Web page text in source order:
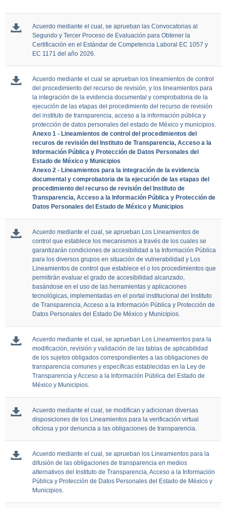
Acuerdo mediante el cual, se aprueban las Convocatorias al
Segundo y Tercer Proceso de Evaluación para Obtener la
Certificación en el Estándar de Competencia Laboral EC 1057 y
EC 1171 del año 2026.
Acuerdo mediante el cual se aprueban los lineamientos de control
del procedimiento del recurso de revisión, y los lineamientos para
la integración de la evidencia documental y comprobatoria de la
ejecución de las etapas del procedimiento del recurso de revisión
del instituto de transparencia, acceso a la información pública y
protección de datos personales del estado de México y municipios.
Anexo 1 - Lineamientos de control del procedimientos del
recuros de revisión del Instituto de Transparencia, Acceso a la
Información Pública y Protección de Datos Personales del
Estado de México y Municipios
Anexo 2 - Lineamientos para la integración de la evidencia
documental y comprobatoria de la ejecución de las etapas del
procedimiento del recurso de revisión del Instituto de
Transparencia, Acceso a la Información Pública y Protección de
Datos Personales del Estado de México y Municipios
Acuerdo mediante el cual, se aprueban Los Lineamientos de
control que establece los mecanismos a través de los cuales se
garantizarán condiciones de accesibilidad a la Información Pública
para los diversos grupos en situación de vulnerabilidad y Los
Lineamientos de control que establece el o los procedimientos que
permitirán evaluar el grado de accesibilidad alcanzado,
basándose en el uso de las herramientas y aplicaciones
tecnológicas, implementadas en el portal institucional del Instituto
de Transparencia, Acceso a la Información Pública y Protección de
Datos Personales del Estado De México y Municipios.
Acuerdo mediante el cual, se aprueban Los Lineamientos para la
modificación, revisión y validación de las tablas de aplicabilidad
de los sujetos obligados correspondientes a las obligaciones de
transparencia comunes y específicas establecidas en la Ley de
Transparencia y Acceso a la Información Pública del Estado de
México y Municipios.
Acuerdo mediante el cual, se modifican y adicionan diversas
disposiciones de los Lineamientos para la verificación virtual
oficiosa y por denuncia a las obligaciones de transparencia.
Acuerdo mediante el cual, se aprueban los Lineamientos para la
difusión de las obligaciones de transparencia en medios
alternativos del Instituto de Transparencia, Acceso a la Información
Pública y Protección de Datos Personales del Estado de México y
Municipios.